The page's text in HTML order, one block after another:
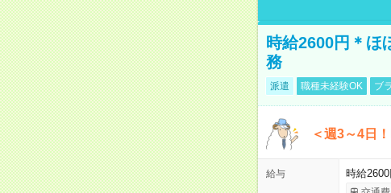
時給2600円＊ほ
務
派遣 職種未経験OK ブ
＜週3～4日
給与 時給2600